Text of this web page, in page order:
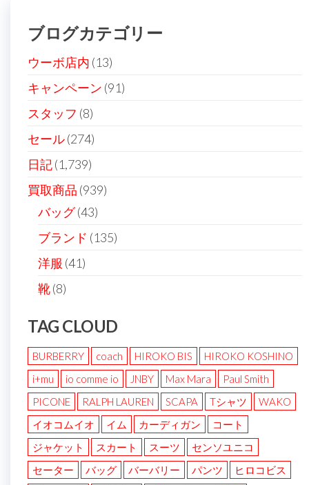
ブログカテゴリー
ウーボ店内 (13)
キャンペーン (91)
スタッフ (8)
セール(274)
日記(1,739)
買取商品 (939)
バッグ(43)
ブランド (135)
洋服 (41)
靴(8)
TAG CLOUD
BURBERRY coach HIROKO BIS
HIROKO KOSHINO
i+mu
io comme io JNBY Max Mara
Paul Smith
PICONE
RALPH LAUREN SCAPA Tシャツ
WAKO
イオコムイオ
イム カーディガン
コート
ジャケット
スカート スーツ
センソユニコ
セーター
バッグ バーバリー パンツ
ヒロコビス